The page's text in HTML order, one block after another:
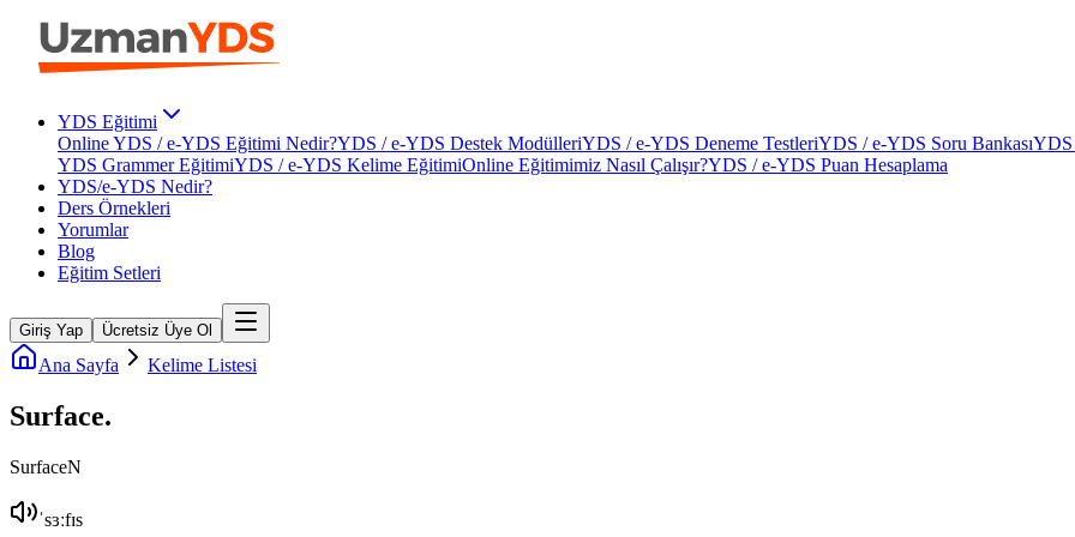
YDS Eğitimi
Online YDS / e-YDS Eğitimi Nedir?YDS / e-YDS Destek ModülleriYDS / e-YDS Deneme TestleriYDS / e-YDS Soru BankasıYDS
YDS Grammer EğitimiYDS / e-YDS Kelime EğitimiOnline Eğitimimiz Nasıl Çalışır?YDS / e-YDS Puan Hesaplama
YDS/e-YDS Nedir?
Ders Örnekleri
Yorumlar
Blog
Eğitim Setleri
Giriş Yap Ücretsiz Üye Ol
Ana Sayfa Kelime Listesi
Surface.
SurfaceN
ˈsɜːfɪs